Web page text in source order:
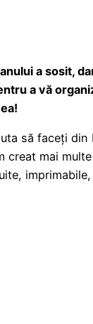
a sosit,
a vă
să faceți din
creat mai